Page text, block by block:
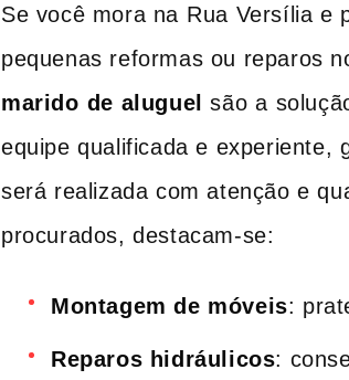
Se você mora na⁣ Rua Versília e
pequenas reformas ou reparos
marido⁣ de aluguel são⁤ a
equipe qualificada e experiente,
será realizada com ‍atenção e
procurados, destacam-se:
Montagem de móveis:
Reparos hidráulicos: